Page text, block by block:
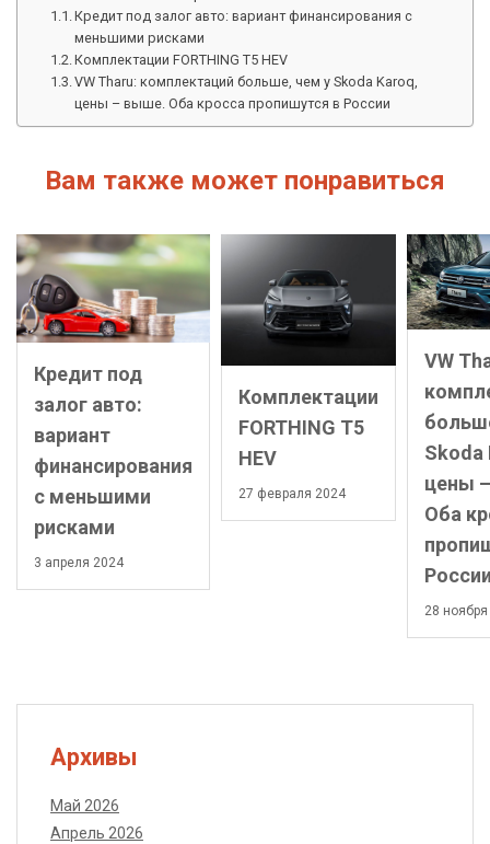
Кредит под залог авто: вариант финансирования с
меньшими рисками
Комплектации FORTHING T5 HEV
VW Tharu: комплектаций больше, чем у Skoda Karoq,
цены – выше. Оба кросса пропишутся в России
Вам также может понравиться
Кредит под
залог авто:
вариант
финансирования
с меньшими
рисками
3 апреля 2024
Комплектации
FORTHING T5
HEV
27 февраля 2024
VW
Skoda
цены
Оба
28
Архивы
Май 2026
Апрель 2026